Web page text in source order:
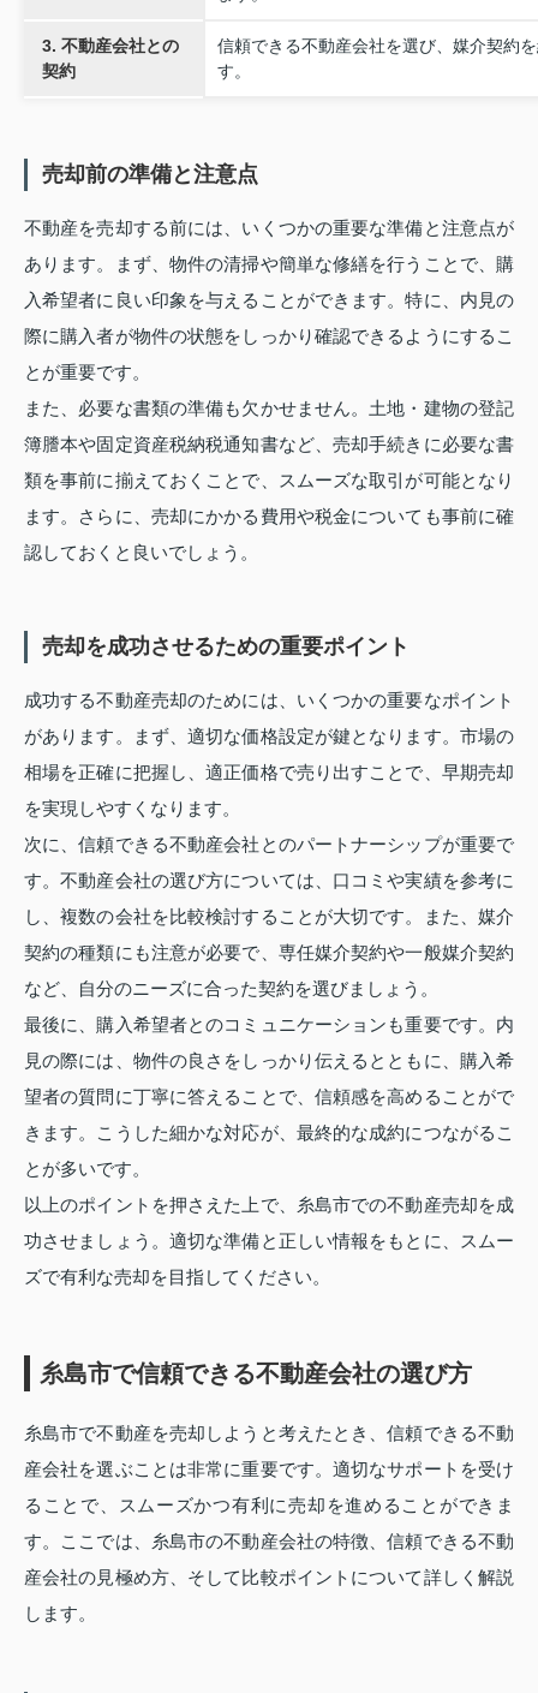
3. 不動産会社との
契約
信頼できる不動産会社を選び、媒介契約
す。
売却前の準備と注意点
不動産を売却する前には、いくつかの重要な準備と注意点が
あります。まず、物件の清掃や簡単な修繕を行うことで、購
入希望者に良い印象を与えることができます。特に、内見の
際に購入者が物件の状態をしっかり確認できるようにするこ
とが重要です。
また、必要な書類の準備も欠かせません。土地・建物の登記
簿謄本や固定資産税納税通知書など、売却手続きに必要な書
類を事前に揃えておくことで、スムーズな取引が可能となり
ます。さらに、売却にかかる費用や税金についても事前に確
認しておくと良いでしょう。
売却を成功させるための重要ポイント
成功する不動産売却のためには、いくつかの重要なポイント
があります。まず、適切な価格設定が鍵となります。市場の
相場を正確に把握し、適正価格で売り出すことで、早期売却
を実現しやすくなります。
次に、信頼できる不動産会社とのパートナーシップが重要で
す。不動産会社の選び方については、口コミや実績を参考に
し、複数の会社を比較検討することが大切です。また、媒介
契約の種類にも注意が必要で、専任媒介契約や一般媒介契約
など、自分のニーズに合った契約を選びましょう。
最後に、購入希望者とのコミュニケーションも重要です。内
見の際には、物件の良さをしっかり伝えるとともに、購入希
望者の質問に丁寧に答えることで、信頼感を高めることがで
きます。こうした細かな対応が、最終的な成約につながるこ
とが多いです。
以上のポイントを押さえた上で、糸島市での不動産売却を成
功させましょう。適切な準備と正しい情報をもとに、スムー
ズで有利な売却を目指してください。
糸島市で信頼できる不動産会社の選び方
糸島市で不動産を売却しようと考えたとき、信頼できる不動
産会社を選ぶことは非常に重要です。適切なサポートを受け
ることで、スムーズかつ有利に売却を進めることができま
す。ここでは、糸島市の不動産会社の特徴、信頼できる不動
産会社の見極め方、そして比較ポイントについて詳しく解説
します。